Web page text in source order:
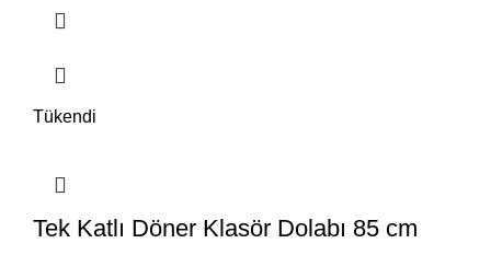
Tükendi
Tek Katlı Döner Klasör Dolabı 85 cm